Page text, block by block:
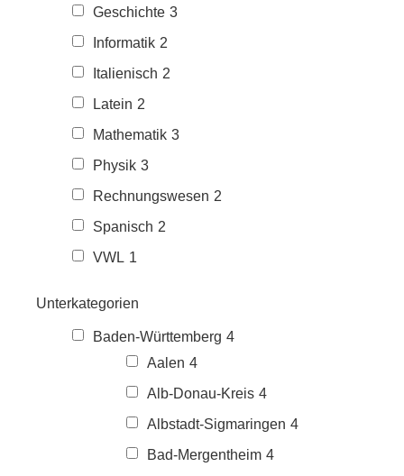
Geschichte 3
Informatik 2
Italienisch 2
Latein 2
Mathematik 3
Physik 3
Rechnungswesen 2
Spanisch 2
VWL 1
Unterkategorien
Baden-Württemberg 4
Aalen 4
Alb-Donau-Kreis 4
Albstadt-Sigmaringen 4
Bad-Mergentheim 4